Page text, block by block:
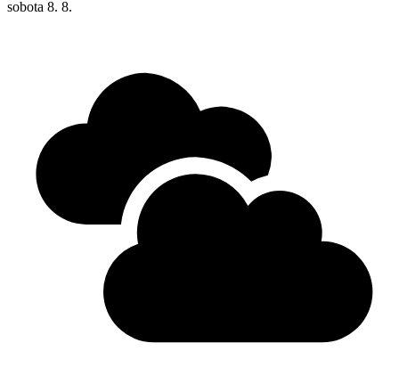
sobota 8. 8.